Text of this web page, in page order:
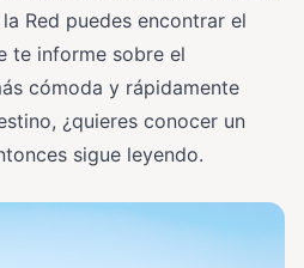
Red puedes encontrar el
te informe sobre el
cómoda y rápidamente
¿quieres conocer un
sigue leyendo.